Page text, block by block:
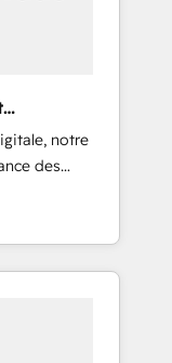
un
plus denotre
des
de
et le
de vos